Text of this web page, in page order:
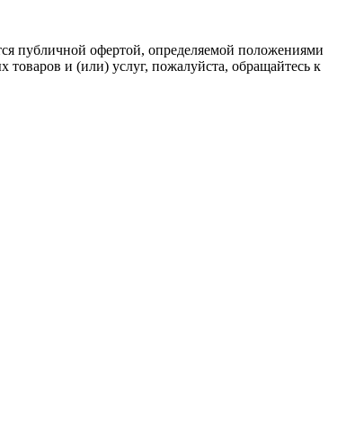
публичной офертой, определяемой положениями
и (или) услуг, пожалуйста, обращайтесь к